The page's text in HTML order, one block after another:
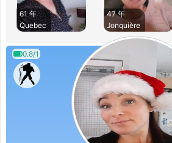
61 年
Quebec
47 年
Jonquière
0.8/1